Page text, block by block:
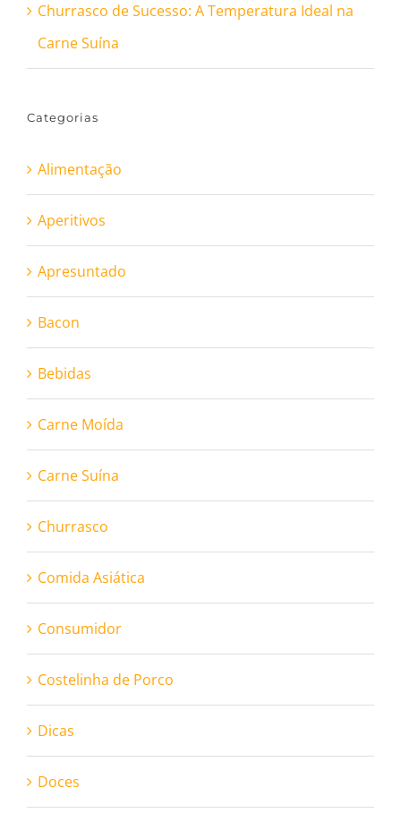
Churrasco de Sucesso: A Temperatura Ideal na
Carne Suína
Categorias
Alimentação
Aperitivos
Apresuntado
Bacon
Bebidas
Carne Moída
Carne Suína
Churrasco
Comida Asiática
Consumidor
Costelinha de Porco
Dicas
Doces